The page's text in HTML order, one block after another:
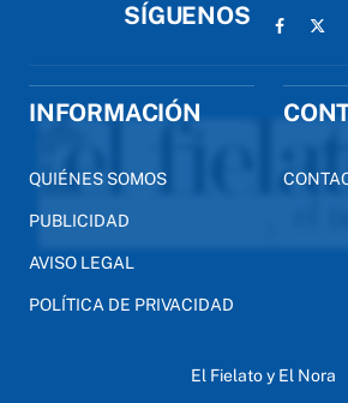
SÍGUENOS
INFORMACIÓN
QUIÉNES SOMOS
PUBLICIDAD
AVISO LEGAL
POLÍTICA DE PRIVACIDAD
El Fielato y El Nora